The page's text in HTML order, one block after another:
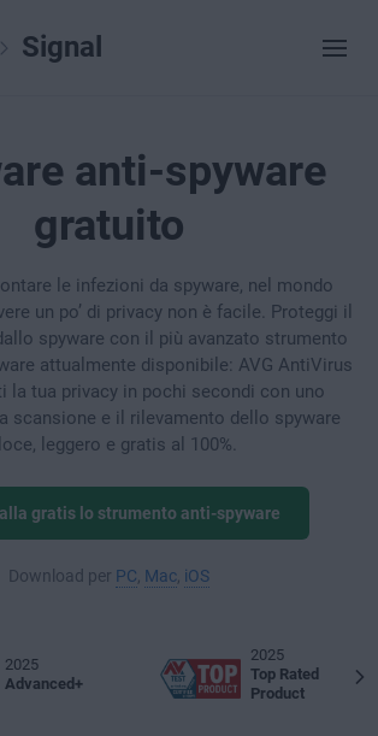
Signal
anti-spyware
gratuito
le infezioni da spyware, nel mondo
un po’ di privacy non è facile. Proteggi il
spyware con il più avanzato strumento
attualmente disponibile: AVG AntiVirus
la tua privacy in pochi secondi con uno
scansione e il rilevamento dello spyware
leggero e gratis al 100%.
gratis lo strumento anti-spyware
Download per PC Mac, iOS
2025
Advanced+
2025
Top Rated
Product